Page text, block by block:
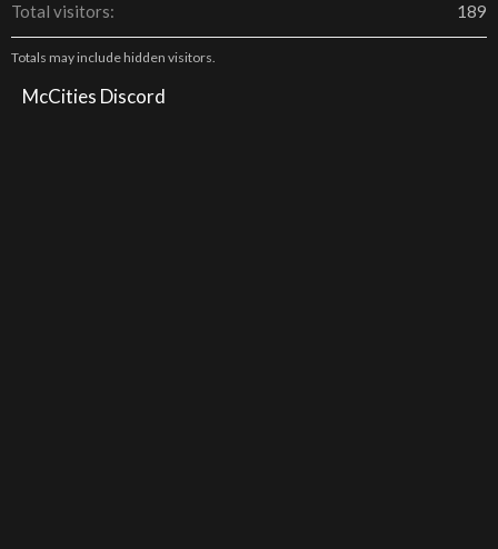
Total visitors
189
Totals may include hidden visitors.
McCities Discord